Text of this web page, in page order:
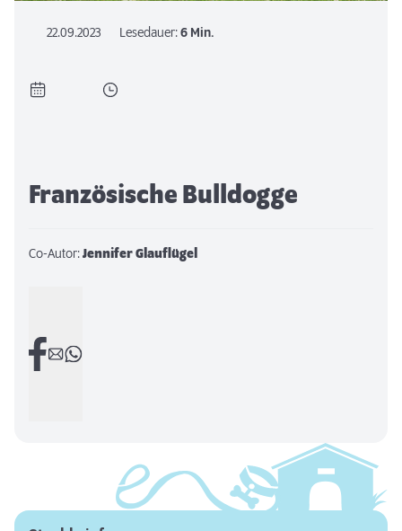
22.09.2023 Lesedauer:6 Min.
Französische Bulldogge
Co-Autor:Jennifer Glauflügel